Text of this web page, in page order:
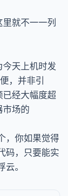
就不一一列
天上机时发
，并非引
经大幅度超
场的
，你如果觉得
码，只要能实
。